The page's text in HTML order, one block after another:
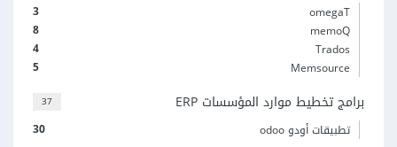
3
omegaT
8
memoQ
4
Trados
5
Memsource
37 برامج تخطيط موارد المؤسسات ERP
30 تطبيقات أودو odoo